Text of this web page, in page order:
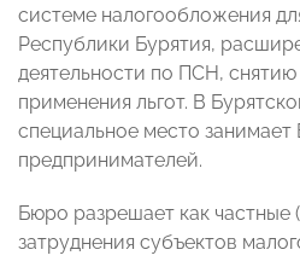
системе налогообложения
Республики Бурятия,
деятельности по ПСН, снятию
применения льгот. В
специальное место
предпринимателей.
Бюро разрешает как частные
затруднения субъектов